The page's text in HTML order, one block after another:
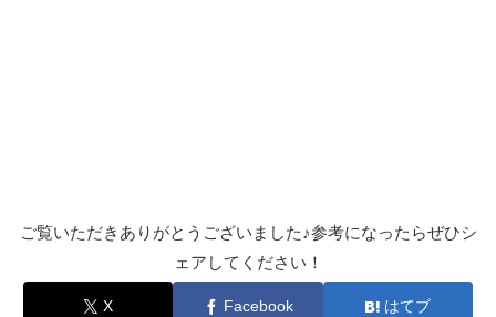
ご覧いただきありがとうございました♪参考になったらぜひシ
ェアしてください！
X Facebook はてブ